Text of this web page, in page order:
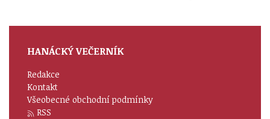
HANÁCKÝ VEČERNÍK
Redakce
Kontakt
Všeobecné obchodní podmínky
RSS